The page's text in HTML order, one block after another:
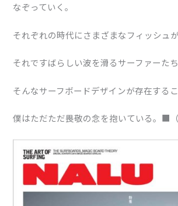
なぞっていく。
それぞれの時代にさまざまなフィッシュが
それですばらしい波を滑るサーファーたち
そんなサーフボードデザインが存在するこ
僕はただただ畏敬の念を抱いている。■（